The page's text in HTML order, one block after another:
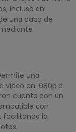
incluso en
una capa de
una
video en 1080p a
cuenta con un
con
facilitando la